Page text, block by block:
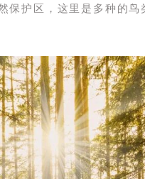
护区，这里是多种的鸟